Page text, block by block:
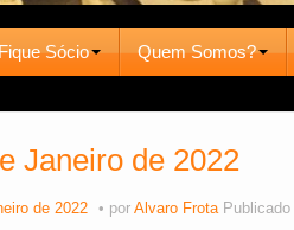
Sócio Quem Somos?
Janeiro de 2022
de 2022 por Alvaro Frota Publicado